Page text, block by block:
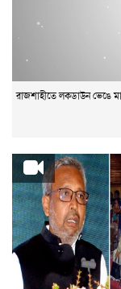
রাজশাহীতে লকডাউন ভেঙে